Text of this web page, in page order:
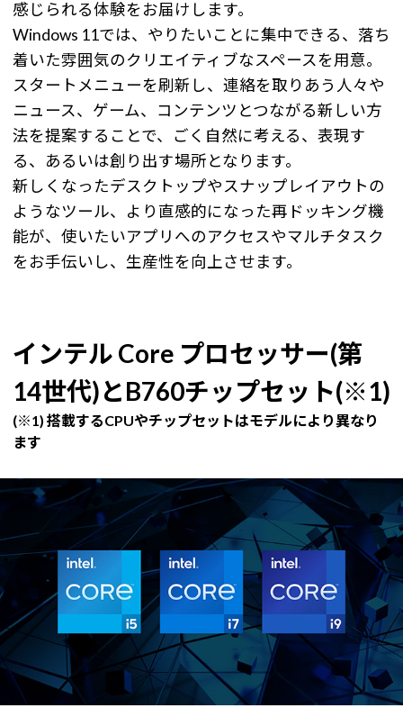
感じられる体験をお届けします。
Windows 11では、やりたいことに集中できる、落ち
着いた雰囲気のクリエイティブなスペースを用意。
スタートメニューを刷新し、連絡を取りあう人々や
ニュース、ゲーム、コンテンツとつながる新しい方
法を提案することで、ごく自然に考える、表現す
る、あるいは創り出す場所となります。
新しくなったデスクトップやスナップレイアウトの
ようなツール、より直感的になった再ドッキング機
能が、使いたいアプリへのアクセスやマルチタスク
をお手伝いし、生産性を向上させます。
インテル Core プロセッサー(第
14世代)とB760チップセット(※1)
(※1) 搭載するCPUやチップセットはモデルにより異なり
ます